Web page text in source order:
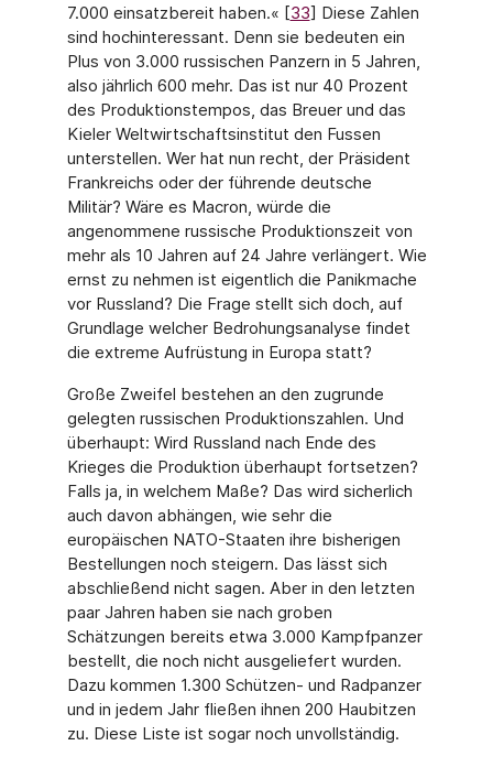
7.000 einsatzbereit haben.« [33] Diese Zahlen
sind hochinteressant. Denn sie bedeuten ein
Plus von 3.000 russischen Panzern in 5 Jahren,
also jährlich 600 mehr. Das ist nur 40 Prozent
des Produktionstempos, das Breuer und das
Kieler Weltwirt­schaftsinstitut den Fussen
unterstellen. Wer hat nun recht, der Präsident
Frankreichs oder der führende deutsche
Militär? Wäre es Macron, würde die
angenommene russi­sche Produktionszeit von
mehr als 10 Jahren auf 24 Jahre verlängert. Wie
ernst zu neh­men ist eigentlich die Panikmache
vor Russland? Die Frage stellt sich doch, auf
Grund­lage welcher Bedrohungsanalyse findet
die extreme Aufrüstung in Europa statt?
Große Zweifel bestehen an den zugrunde
gelegten russischen Produktionszahlen. Und
überhaupt: Wird Russland nach Ende des
Krieges die Produktion überhaupt fortsetzen?
Falls ja, in welchem Maße? Das wird sicherlich
auch davon abhängen, wie sehr die
europäischen NATO-Staaten ihre bisherigen
Bestellungen noch steigern. Das lässt sich
abschließend nicht sagen. Aber in den letzten
paar Jahren haben sie nach groben
Schätzungen bereits etwa 3.000 Kampfpanzer
bestellt, die noch nicht ausgeliefert wur­den.
Dazu kommen 1.300 Schützen- und Radpanzer
und in jedem Jahr fließen ihnen 200 Haubitzen
zu. Diese Liste ist sogar noch unvollständig.